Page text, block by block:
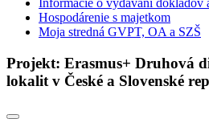
Informácie o vydávaní dokladov
Hospodárenie s majetkom
Moja stredná GVPT, OA a SZŠ
Projekt: Erasmus+ Druhová
lokalit v České a Slovenské